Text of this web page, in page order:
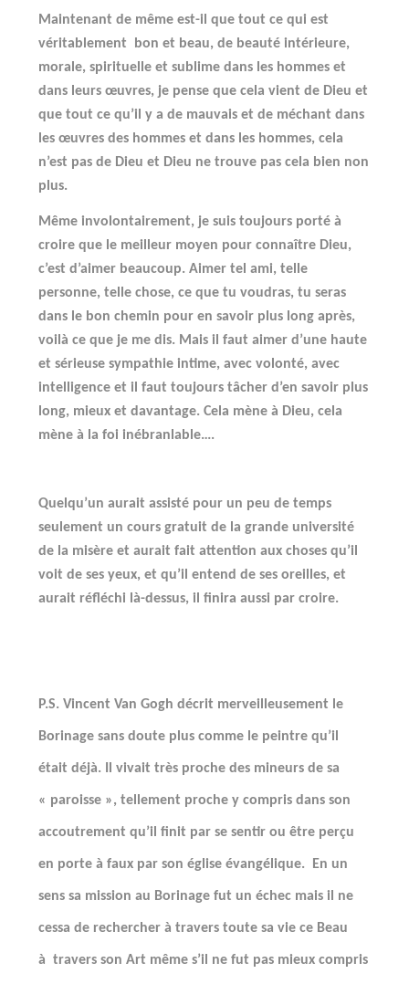
Maintenant de même est-il que tout ce qui est
véritablement
bon et beau, de beauté intérieure,
morale, spirituelle et sublime dans les hommes et
dans leurs œuvres, je pense que cela vient de Dieu et
que tout ce qu’il y a de mauvais et de méchant dans
les œuvres des hommes et dans les hommes, cela
n’est pas de Dieu et Dieu ne trouve pas cela bien non
plus.
Même involontairement, je suis toujours porté à
croire que le meilleur moyen pour connaître Dieu,
c’est d’aimer beaucoup. Aimer tel ami, telle
personne, telle chose, ce que tu voudras, tu seras
dans le bon chemin pour en savoir plus long après,
voilà ce que je me dis. Mais il faut aimer d’une haute
et sérieuse sympathie intime, avec volonté, avec
intelligence et il faut toujours tâcher d’en savoir plus
long, mieux et davantage. Cela mène à Dieu, cela
mène à la foi inébranlable….
Quelqu’un aurait assisté pour un peu de temps
seulement un cours gratuit de la grande université
de la misère et aurait fait attention aux choses qu’il
voit de ses yeux, et qu’il entend de ses oreilles, et
aurait réfléchi là-dessus, il finira aussi par croire.
P.S. Vincent Van Gogh décrit merveilleusement le
Borinage sans doute plus comme le peintre qu’il
était déjà. Il vivait très proche des mineurs de sa
« paroisse », tellement proche y compris dans son
accoutrement qu’il finit par se sentir ou être perçu
en porte à faux par son église évangélique. En un
sens sa mission au Borinage fut un échec mais il ne
cessa de rechercher à travers toute sa vie ce Beau
à travers son Art même s’il ne fut pas mieux compris